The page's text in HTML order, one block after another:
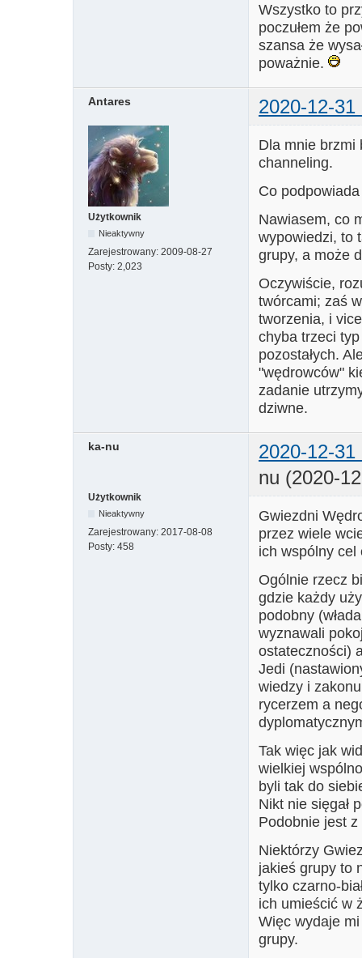
Wszystko to
poczułem że
szansa że
poważnie.
Antares 2020-12-31
Użytkownik
Nieaktywny
Zarejestrowany: 2009-08-27
Posty: 2,023
Dla mnie brzmi
channeling.
Co
Nawiasem, co
wypowiedzi, to
grupy, a może
Oczywiście,
twórcami; zaś
tworzenia, i
chyba trzeci
pozostałych.
"wędrowców"
zadanie
dziwne.
ka-nu
2020-12-31
nu (2020-
Użytkownik
Nieaktywny
Zarejestrowany: 2017-08-08
Posty: 458
Gwiezdni
przez wiele
ich wspólny cel
Ogólnie rzecz
gdzie każdy
podobny
wyznawali
ostateczności)
Jedi
wiedzy i
rycerzem a
Tak więc jak
wielkiej
byli tak do
Nikt nie sięgał
Podobnie jest
Niektórzy
jakieś grupy to
tylko czarno-
ich umieścić w
Więc wydaje
grupy.